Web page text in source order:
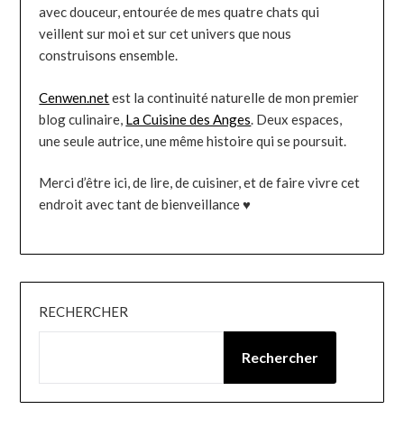
avec douceur, entourée de mes quatre chats qui
veillent sur moi et sur cet univers que nous
construisons ensemble.
Cenwen.netest la continuité naturelle de mon premier
blog culinaire, La Cuisine des Anges . Deux espaces,
une seule autrice, une même histoire qui se poursuit.
Merci d’être ici, de lire, de cuisiner, et de faire vivre cet
endroit avec tant de bienveillance ♥
RECHERCHER
Rechercher